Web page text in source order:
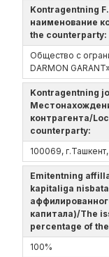
Kontragentning
наименование
the counterparty:
Общество с
DARMON GARANT»
Kontragentning
контрагента/
counterparty:
100069,
Emitentning
kapitaliga
капитала)/The
percentage of
100%